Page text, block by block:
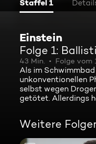
Staffel 1
Einstein
Folge 1:
43 Min. Folge vom
Als im
unkonventionellen
selbst wegen
getötet. Allerdings
Weitere